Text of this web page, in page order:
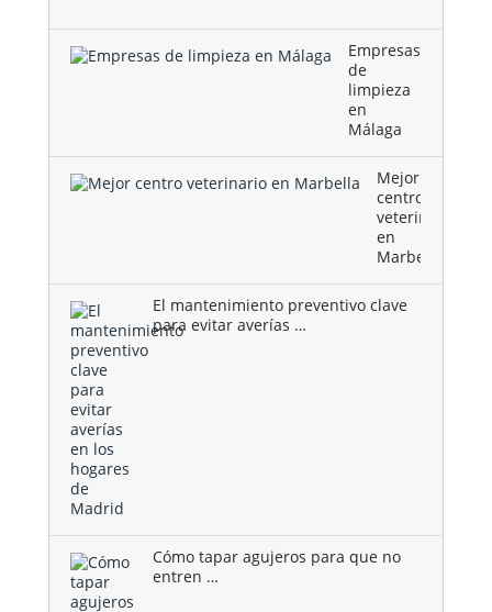
Empresas
de
limpieza
en
Málaga
Mejor
centro
veterinario
en
Marbella
El mantenimiento preventivo clave
para evitar averías …
Cómo tapar agujeros para que no
entren …